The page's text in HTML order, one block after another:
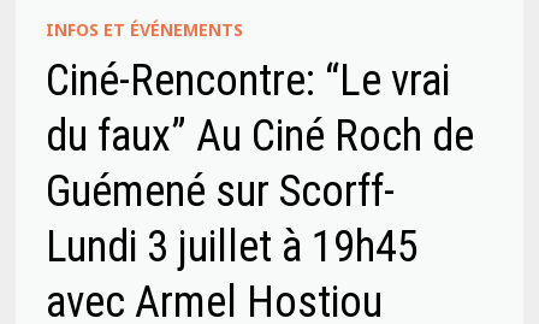
INFOS ET ÉVÉNEMENTS
Ciné-Rencontre: “Le vrai
du faux” Au Ciné Roch de
Guémené sur Scorff-
Lundi 3 juillet à 19h45
avec Armel Hostiou